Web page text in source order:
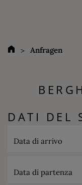
Anfragen
DATI DEL
Data di arrivo
Data di partenza